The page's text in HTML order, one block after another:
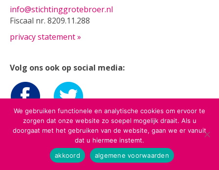
info@stichtinggrotebroer.nl
Fiscaal nr. 8209.11.288
privacy statement »
Volg ons ook op social media:
(c) Stichting Grote Boer - ontwerp & bouw:Marc Hoppen
We gebruiken functionele en analytische cookies om ervoor te
zorgen dat onze website zo soepel mogelijk draait. Als u
doorgaat met het gebruiken van de website, gaan we er vanuit
dat u hiermee instemt.
akkoord
algemene voorwaarden